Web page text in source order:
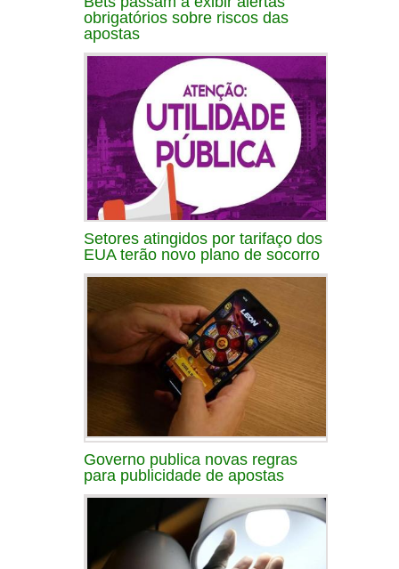
obrigatórios sobre riscos das
apostas
Setores atingidos por tarifaço dos
EUA terão novo plano de socorro
Governo publica novas regras
para publicidade de apostas